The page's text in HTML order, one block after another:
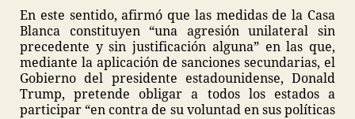
En este sentido, afirmó que las medidas de la Casa
Blanca constituyen “una agresión unilateral sin
precedente y sin justificación alguna” en las que,
mediante la aplicación de sanciones secundarias, el
Gobierno del presidente estadounidense, Donald
Trump, pretende obligar a todos los estados a
participar “en contra de su voluntad en sus políticas